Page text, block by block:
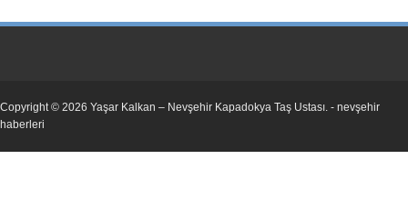
Copyright © 2026 Yaşar Kalkan – Nevşehir Kapadokya Taş Ustası. - nevşehir
haberleri